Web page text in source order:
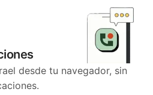
desde tu navegador, sin